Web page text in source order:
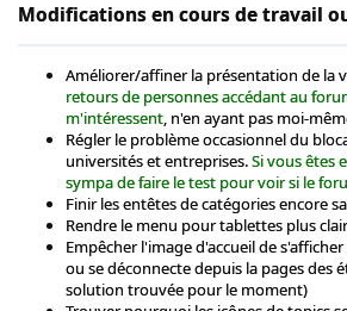
Modifications en cours de travail
Améliorer/affiner la présentation de la
retours de personnes accédant au
m'intéressent, n'en ayant pas moi-
Régler le problème occasionnel du
universités et entreprises.Si vous êtes
sympa de faire le test pour voir si le
Finir les entêtes de catégories encore
Rendre le menu pour tablettes plus clair
Empêcher l'image d'accueil de
ou se déconnecte depuis la pages des
solution trouvée pour le moment)